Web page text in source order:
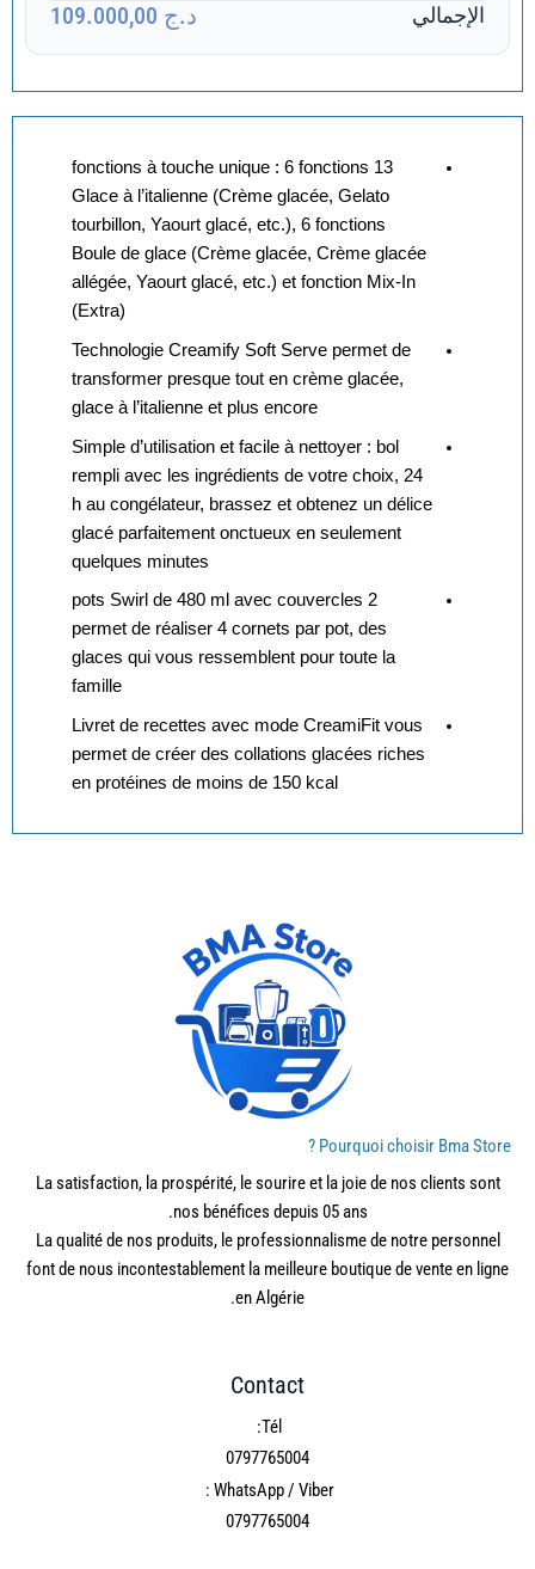
الإجمالي د.ج 109.000,00
13 fonctions à touche unique : 6 fonctions
Glace à l’italienne (Crème glacée, Gelato
tourbillon, Yaourt glacé, etc.), 6 fonctions
Boule de glace (Crème glacée, Crème glacée
allégée, Yaourt glacé, etc.) et fonction Mix-In
(Extra)
Technologie Creamify Soft Serve permet de
transformer presque tout en crème glacée,
glace à l’italienne et plus encore
Simple d’utilisation et facile à nettoyer : bol
rempli avec les ingrédients de votre choix, 24
h au congélateur, brassez et obtenez un délice
glacé parfaitement onctueux en seulement
quelques minutes
2 pots Swirl de 480 ml avec couvercles
permet de réaliser 4 cornets par pot, des
glaces qui vous ressemblent pour toute la
famille
Livret de recettes avec mode CreamiFit vous
permet de créer des collations glacées riches
en protéines de moins de 150 kcal
Pourquoi choisir Bma Store ?
La satisfaction, la prospérité, le sourire et la joie de nos clients sont
nos bénéfices depuis 05 ans.
La qualité de nos produits, le professionnalisme de notre personnel
font de nous incontestablement la meilleure boutique de vente en ligne
en Algérie.
Contact
Tél:
0797765004
WhatsApp / Viber :
0797765004